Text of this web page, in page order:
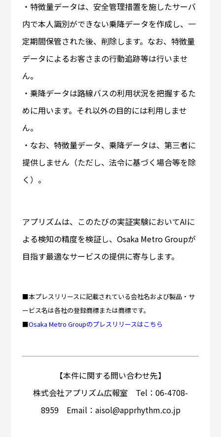
・特徴量データは、安全管理措置を施したサーバ
内で本人識別ができない乗降データを作成し、一
定期間保管された後、削除します。なお、特徴量
データによるお客さまの行動追跡等は行いませ
ん。
・乗降データは路線バスの利用状況を把握するた
めに用います。それ以外の目的には利用しませ
ん。
・なお、特徴量データ、乗降データは、第三者に
提供しません（ただし、法令に基づく場合等を除
く）。
アプリズムは、このたびの実証実験においてAIに
よる検知の精度を検証し、Osaka Metro Groupが
目指す最適なサービスの提供に寄与します。
■本プレスリリースに記載されている会社名および製品・サ
ービス名は各社の登録商標または商標です。
■Osaka Metro Groupのプレスリリースはこちら
【本件に関する問い合わせ先】
株式会社アプリズム広報室 Tel：06-4708-
8959 Email：aisol@apprhythm.co.jp